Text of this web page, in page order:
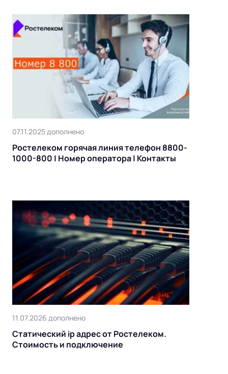
07.11.2025 дополнено
Ростелеком горячая линия телефон 8800-
1000-800 | Номер оператора | Контакты
11.07.2026 дополнено
Статический ip адрес от Ростелеком.
Стоимость и подключение